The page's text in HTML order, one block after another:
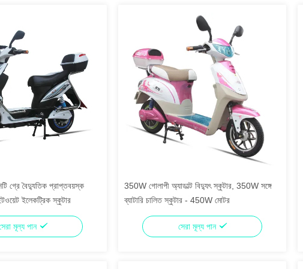
গ্রে বৈদ্যুতিক প্রাপ্তবয়স্ক
ইলেকট্রিক স্কুটার
মূল্য পান
350W গোলাপী অ্যাডাল্ট বিদ্যুৎ স্কুটার, 350W সঙ্গে
ব্যাটারি চালিত স্কুটার - 450W মোটর
সেরা মূল্য পান